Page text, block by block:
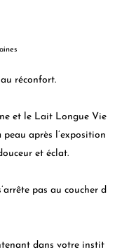
réconfort.
et le Lait Longue Vie
après l’exposition
et éclat.
pas au coucher d
dans votre instit